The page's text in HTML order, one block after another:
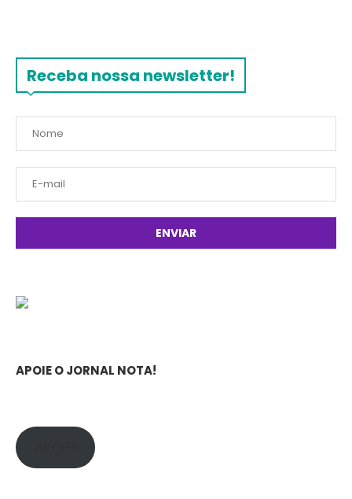
Receba nossa newsletter!
APOIE O JORNAL NOTA!